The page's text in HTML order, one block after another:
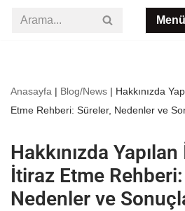
Menü
Anasayfa | Blog/News | Hakkınızda
Etme Rehberi: Süreler, Nedenler ve
Hakkınızda
İtiraz Etme
Nedenler ve